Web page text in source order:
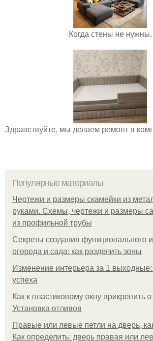
Когда стены не нужны.
Здравствуйте, мы делаем ремонт в
Популярные материалы
Чертежи и размеры скамейки из
руками. Схемы, чертежи и размеры
из профильной трубы
Секреты создания функционального и
огорода и сада: как разделить зоны
Изменение интерьера за 1
успеха
Как к пластиковому окну прикрепить
Установка отливов
Правые или левые петли на дверь,
Как определить: дверь правая или